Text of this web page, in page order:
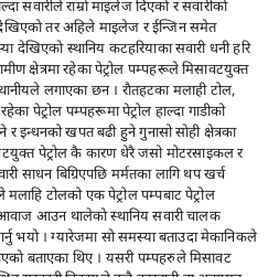
सवारीले राम्राे माइलेज दिएकाे र सवारीकाे
तर अहिले माइलेज र ईन्जिन समेत
देखिएकाे स्थानिय कटहरियाका सवारी धनी हरि
क्षेत्रमा रहेका पेट्रोल पम्पहरूले मिसावटयुक्त
लगाएका छन । राैतहटका मलाही टोल,
पेट्रोल पम्पहरूमा पेट्रोल हाल्दा गाडीको
इन्धनको खपत बढी हुने गुनासो साेही क्षेत्रका
पेट्रोल कै कारण धेरै जसो मोटरसाइकल र
साधन बिग्रिएपछि मर्मतका लागि थप खर्च
टोलको एक पेट्रोल पम्पबाट पेट्रोल
आउन थालेकाे स्थानिय सवारी चालक
भयाे । ग्यारेजमा साे समस्या बताउदा मेकानिकले
बताएका थिए । यसरी पम्पहरुले मिसावट